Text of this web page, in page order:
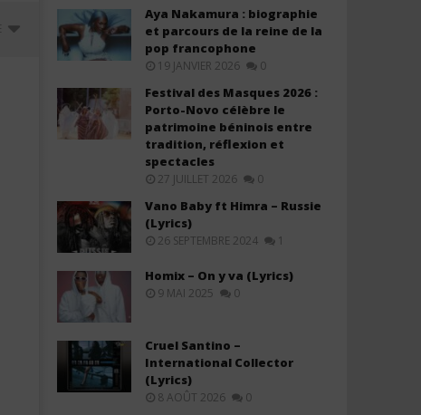
(Lyrics)
Stone
Queen (Lyrics)
Aya Nakamura : biographie
et parcours de la reine de la
pop francophone
19 JANVIER 2026 0
Festival des Masques 2026 :
Porto-Novo célèbre le
patrimoine béninois entre
tradition, réflexion et
spectacles
27 JUILLET 2026 0
Vano Baby ft Himra – Russie
(Lyrics)
26 SEPTEMBRE 2024 1
Homix – On y va (Lyrics)
9 MAI 2025 0
Cruel Santino –
International Collector
(Lyrics)
8 AOÛT 2026 0